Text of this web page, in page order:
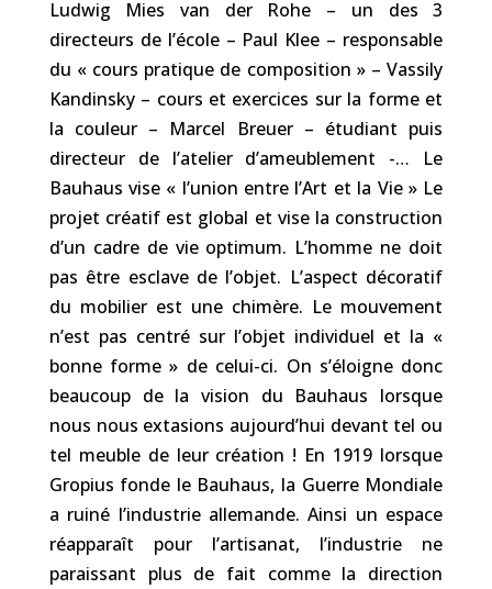
Ludwig Mies van der Rohe – un des 3
directeurs de l’école – Paul Klee – responsable
du « cours pratique de composition » – Vassily
Kandinsky – cours et exercices sur la forme et
la couleur – Marcel Breuer – étudiant puis
directeur de l’atelier d’ameublement -… Le
Bauhaus vise « l’union entre l’Art et la Vie » Le
projet créatif est global et vise la construction
d’un cadre de vie optimum. L’homme ne doit
pas être esclave de l’objet. L’aspect décoratif
du mobilier est une chimère. Le mouvement
n’est pas centré sur l’objet individuel et la «
bonne forme » de celui-ci. On s’éloigne donc
beaucoup de la vision du Bauhaus lorsque
nous nous extasions aujourd’hui devant tel ou
tel meuble de leur création ! En 1919 lorsque
Gropius fonde le Bauhaus, la Guerre Mondiale
a ruiné l’industrie allemande. Ainsi un espace
réapparaît pour l’artisanat, l’industrie ne
paraissant plus de fait comme la direction